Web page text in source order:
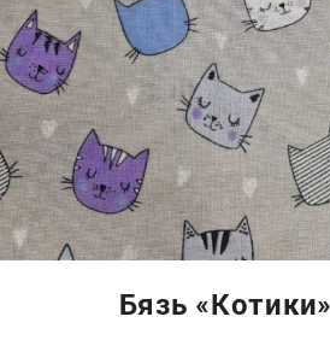
Бязь